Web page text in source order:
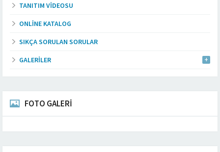
TANITIM VIDEOSU
ONLINE KATALOG
SIKÇA SORULAN SORULAR
GALERILER
FOTO GALERİ